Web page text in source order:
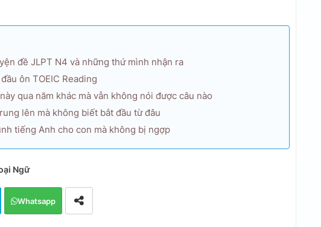
đề JLPT N4 và những thứ mình nhận ra
ôn TOEIC Reading
qua năm khác mà vẫn không nói được câu nào
lên mà không biết bắt đầu từ đâu
tiếng Anh cho con mà không bị ngợp
Ngữ
Whatsapp